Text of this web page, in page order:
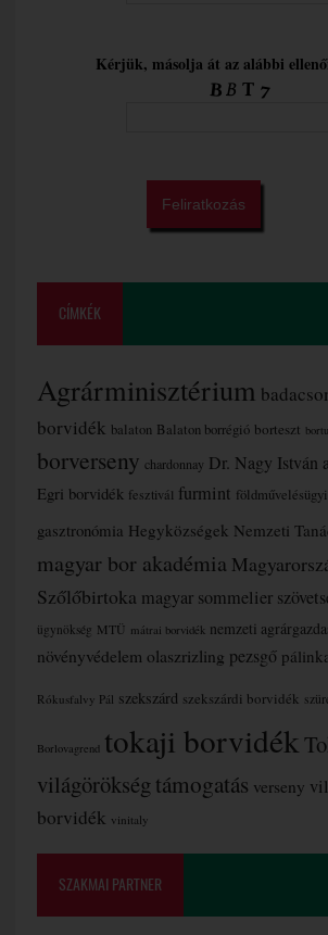
Kérjük, másolja át az alábbi
CÍMKÉK
Agrárminisztérium
borvidék balaton Balaton borrégió borteszt
borverseny chardonnay Dr. Nagy István
Egri borvidék fesztivál furmint
gasztronómia Hegyközségek Nemzeti
magyar bor akadémia
Szőlőbirtoka magyar sommelier
ügynökség MTÜ mátrai borvidék nemzeti
növényvédelem olaszrizling pezsgő
Rókusfalvy Pál szekszárd szekszárdi borvidék
Borlovagrend tokaji borvidék
világörökségtámogatás verseny
borvidék vinitaly
SZAKMAI PARTNER